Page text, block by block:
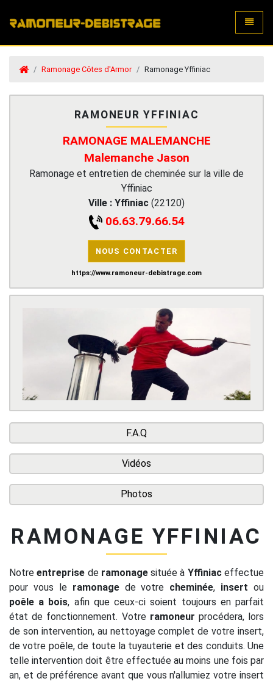
Ramonage Côtes d'Armor Ramonage Yffiniac
RAMONEUR YFFINIAC
RAMONAGE MALEMANCHE
Malemanche Jason
Ramonage et entretien de cheminée sur la ville de
Yffiniac
Ville : Yffiniac (22120)
06.63.79.66.54
NOUS CONTACTER
https://www.ramoneur-debistrage.com
F.A.Q
Vidéos
Photos
RAMONAGE YFFINIAC
Notreentreprise de ramonagesituée à Yffiniaceffectue
pour vous le ramonagede votre cheminée, insert ou
poêle a bois, afin que ceux-ci soient toujours en parfait
état de fonctionnement. Votre ramoneur procédera, lors
de son intervention, au nettoyage complet de votre insert,
de votre poêle, de toute la tuyauterie et des conduits. Une
telle intervention doit être effectuée au moins une fois par
an, et de préférence avant que vous n'allumiez votre insert